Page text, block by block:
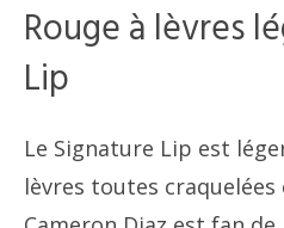
Rouge à lèvres
Lip
Le Signature Lip est
lèvres toutes craquelées